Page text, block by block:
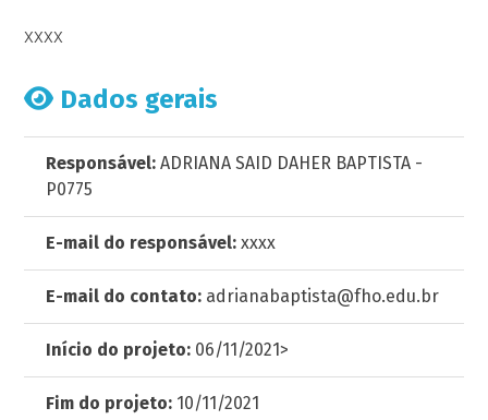
xxxx
Dados gerais
Responsável: ADRIANA SAID DAHER BAPTISTA -
P0775
E-mail do responsável: xxxx
E-mail do contato: adrianabaptista@fho.edu.br
Início do projeto: 06/11/2021>
Fim do projeto: 10/11/2021